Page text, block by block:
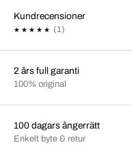
Kundrecensioner
(1)
2 års full garanti
100% original
100 dagars ångerrätt
Enkelt byte & retur